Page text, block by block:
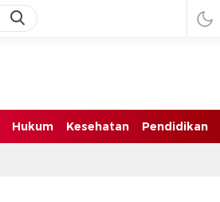
Hukum Kesehatan Pendidikan